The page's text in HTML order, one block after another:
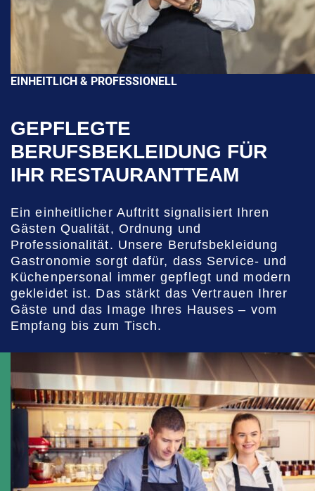
EINHEITLICH & PROFESSIONELL
GEPFLEGTE
BERUFSBEKLEIDUNG FÜR
IHR RESTAURANTTEAM
Ein einheitlicher Auftritt signalisiert Ihren
Gästen Qualität, Ordnung und
Professionalität. Unsere Berufsbekleidung
Gastronomie sorgt dafür, dass Service- und
Küchenpersonal immer gepflegt und modern
gekleidet ist. Das stärkt das Vertrauen Ihrer
Gäste und das Image Ihres Hauses – vom
Empfang bis zum Tisch.